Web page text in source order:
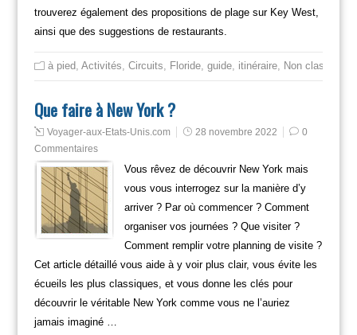
trouverez également des propositions de plage sur Key West,
ainsi que des suggestions de restaurants.
à pied Activités Circuits Floride, guide, itinéraire, Non classé
Que faire à New York ?
Voyager-aux-Etats-Unis.com 28 novembre 2022
0
Commentaires
Vous rêvez de découvrir New York mais
vous vous interrogez sur la manière d’y
arriver ? Par où commencer ? Comment
organiser vos journées ? Que visiter ?
Comment remplir votre planning de visite ?
Cet article détaillé vous aide à y voir plus clair, vous évite les
écueils les plus classiques, et vous donne les clés pour
découvrir le véritable New York comme vous ne l’auriez
jamais imaginé …